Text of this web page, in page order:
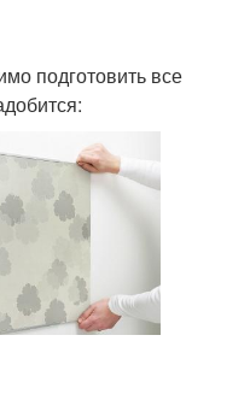
подготовить все